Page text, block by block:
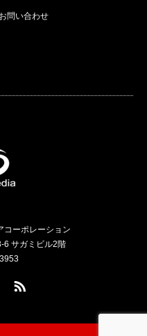
お問い合わせ
コーポレーション
6 サガミビル2階